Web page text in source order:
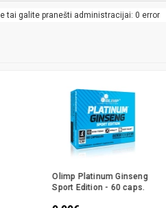
tai galite pranešti administracijai: 0 error
Olimp Platinum Ginseng
Sport Edition - 60 caps.